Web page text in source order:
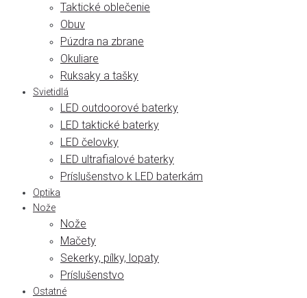
Taktické oblečenie
Obuv
Púzdra na zbrane
Okuliare
Ruksaky a tašky
Svietidlá
LED outdoorové baterky
LED taktické baterky
LED čelovky
LED ultrafialové baterky
Príslušenstvo k LED baterkám
Optika
Nože
Nože
Mačety
Sekerky, pílky, lopaty
Príslušenstvo
Ostatné